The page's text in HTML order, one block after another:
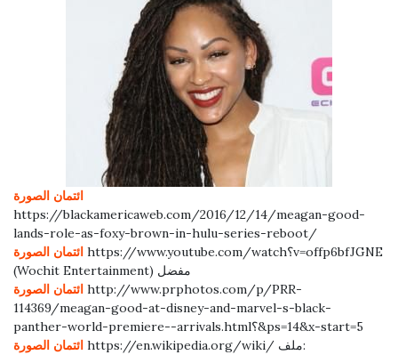
ائتمان الصورة
https://blackamericaweb.com/2016/12/14/meagan-good-
lands-role-as-foxy-brown-in-hulu-series-reboot/
ائتمان الصورة
https://www.youtube.com/watch؟v=offp6bfJGNE
(Wochit Entertainment) مفضل
ائتمان الصورة http://www.prphotos.com/p/PRR-
114369/meagan-good-at-disney-and-marvel-s-black-
panther-world-premiere--arrivals.html؟&ps=14&x-start=5
ائتمان الصورة https://en.wikipedia.org/wiki/ ملف: